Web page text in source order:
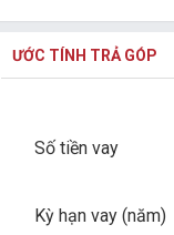
ƯỚC TÍNH TRẢ GÓP
Số tiền vay
Kỳ hạn vay (năm)